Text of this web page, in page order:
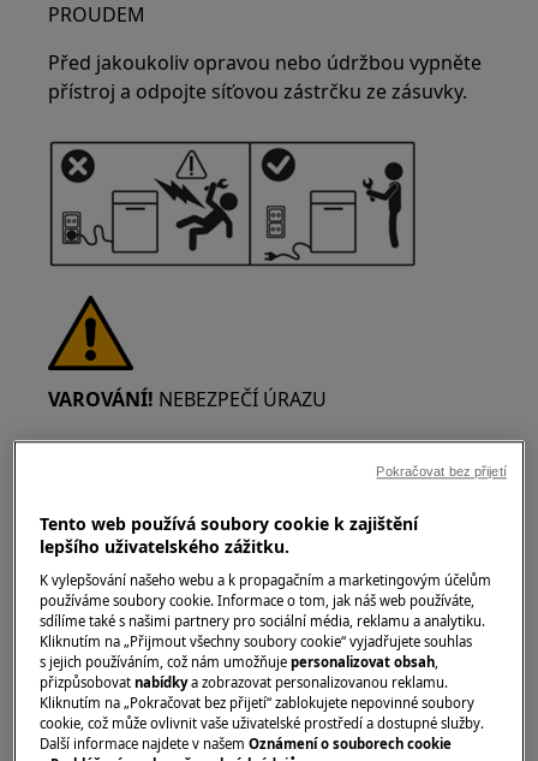
PROUDEM
Před jakoukoliv opravou nebo údržbou vypněte
přístroj a odpojte síťovou zástrčku ze zásuvky.
VAROVÁNÍ! NEBEZPEČÍ ÚRAZU
Vždy buďte opatrní při přemísťování spotřebičů.
U těžkých spotřebičů je nejbezpečnější, když je
přemístí dvě osoby. Vždy používejte ochranné
rukavice a bezpečnostní obuv. Ochranné
rukavice noste stále, abyste se ochránili před
řeznými ranami od ostrých hran.
Tento web používá soubory cookie k zajištění
lepšího uživatelského zážitku.
K vylepšování našeho webu a k propagačním a marketingovým účelům
používáme soubory cookie. Informace o tom, jak náš web používáte,
sdílíme také s našimi partnery pro sociální média, reklamu a analytiku.
Kliknutím na „Přijmout všechny soubory cookie“ vyjadřujete souhlas
s jejich používáním, což nám umožňujepersonalizovat obsah,
přizpůsobovatnabídkya zobrazovat personalizovanou reklamu.
Kliknutím na „Pokračovat bez přijetí“ zablokujete nepovinné soubory
cookie, což může ovlivnit vaše uživatelské prostředí a dostupné služby.
Další informace najdete v našemOznámení o souborech cookie
Pokračovat bez přijetí